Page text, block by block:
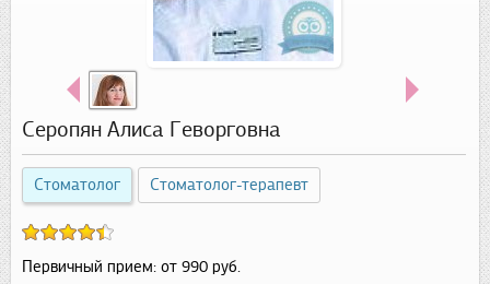
Серопян Алиса Геворговна
Стоматолог Стоматолог-терапевт
Первичный прием: от 990 руб.